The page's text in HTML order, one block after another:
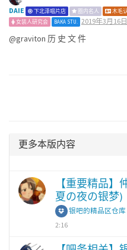
DAIE 下北泽唱片店 圈内名人 木毛
女装人研究会
BAKA STU. 2019年3月16
@graviton 历 史 文 件
更多本版内容
【重要精品】
夏の夜の银梦)
银吧的精品区仓库
2:16